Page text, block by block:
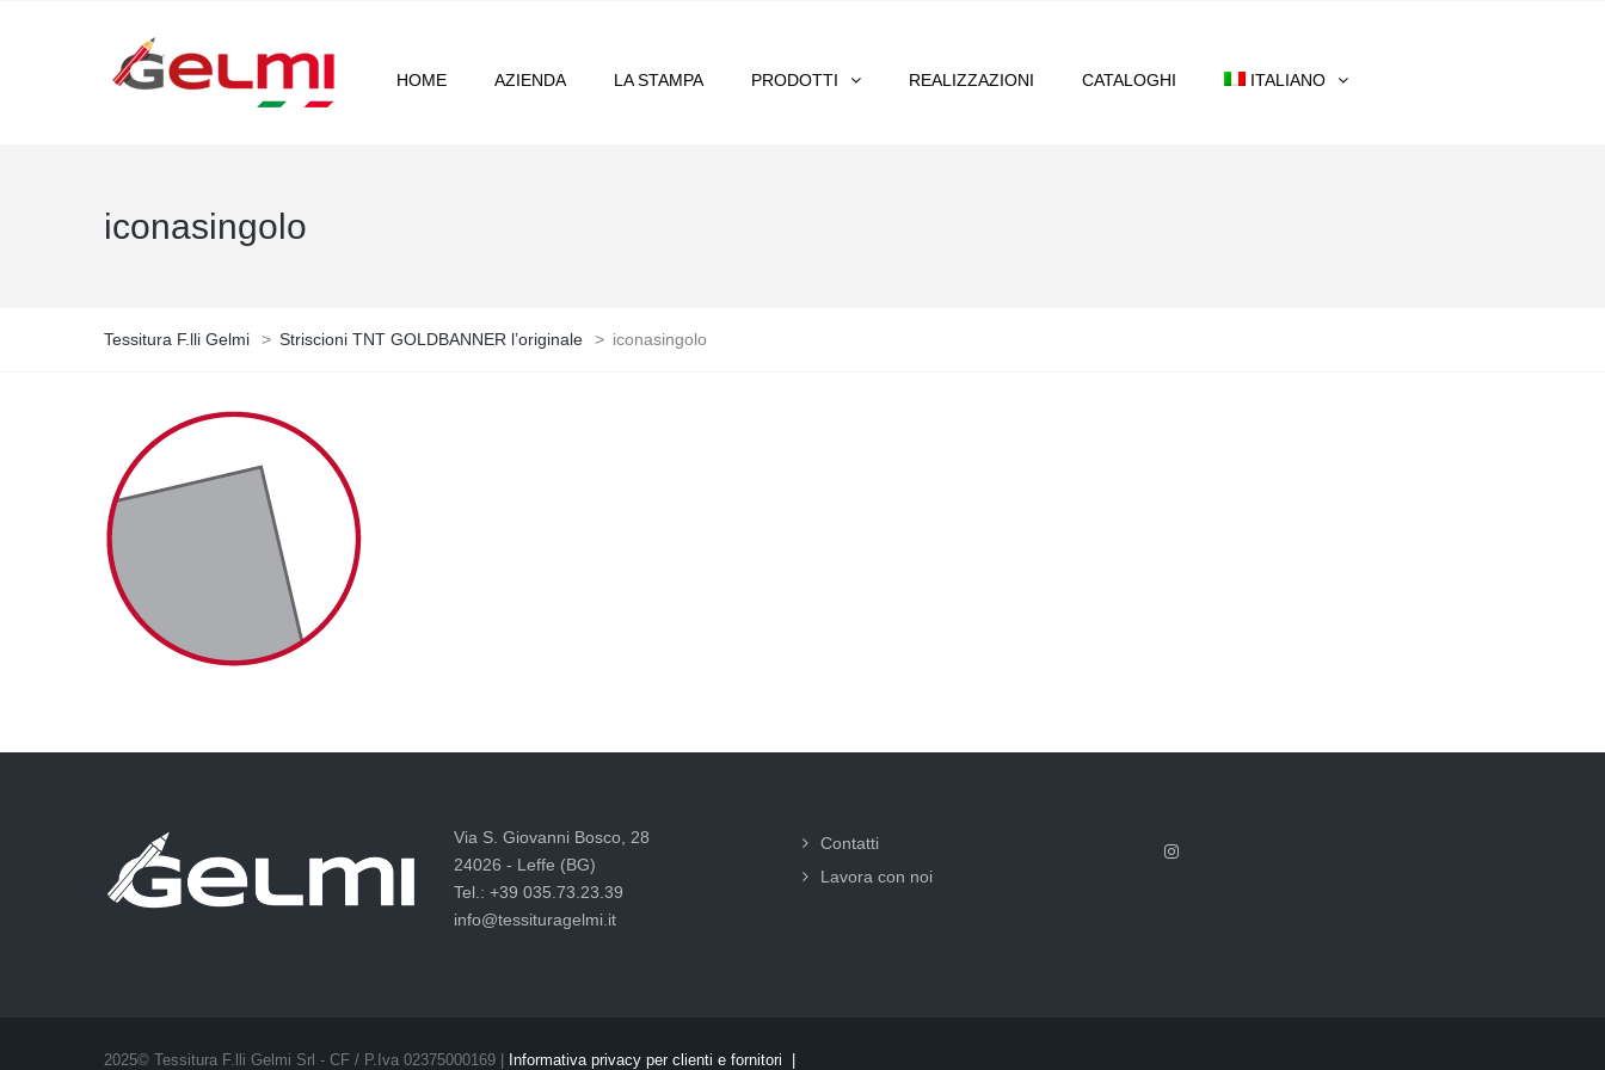
HOME AZIENDA LA STAMPA PRODOTTI REALIZZAZIONI CATALOGHI ITALIANO
iconasingolo
Tessitura F.lli Gelmi > Striscioni TNT GOLDBANNER l’originale > iconasingolo
Via S. Giovanni Bosco, 28
24026 - Leffe (BG)
Tel.: +39 035.73.23.39
info@tessituragelmi.it
Contatti
Lavora con noi
2025© Tessitura F.lli Gelmi Srl ‐ CF / P.Iva 02375000169 | Informativa privacy per clienti e fornitori |